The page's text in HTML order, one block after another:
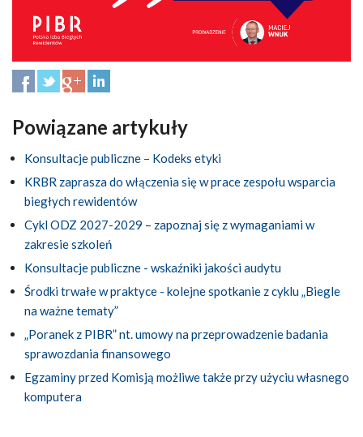
Powiązane artykuły
Konsultacje publiczne – Kodeks etyki
KRBR zaprasza do włączenia się w prace zespołu wsparcia
biegłych rewidentów
Cykl ODZ 2027-2029 – zapoznaj się z wymaganiami w
zakresie szkoleń
Konsultacje publiczne - wskaźniki jakości audytu
Środki trwałe w praktyce - kolejne spotkanie z cyklu „Biegle
na ważne tematy”
„Poranek z PIBR” nt. umowy na przeprowadzenie badania
sprawozdania finansowego
Egzaminy przed Komisją możliwe także przy użyciu własnego
komputera